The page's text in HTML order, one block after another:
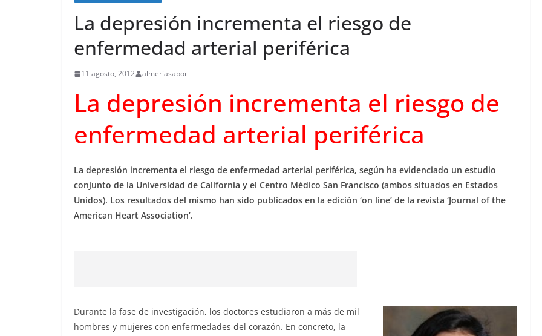
La depresión incrementa el riesgo de
enfermedad arterial periférica
11 agosto, 2012 almeriasabor
La depresión incrementa el riesgo de
enfermedad arterial periférica
La depresión incrementa el riesgo de enfermedad arterial periférica, según ha evidenciado un estudio
conjunto de la Universidad de California y el Centro Médico San Francisco (ambos situados en Estados
Unidos). Los resultados del mismo han sido publicados en la edición ‘on line’ de la revista ‘Journal of the
American Heart Association’.
Durante la fase de investigación, los doctores estudiaron a más de mil
hombres y mujeres con enfermedades del corazón. En concreto, la